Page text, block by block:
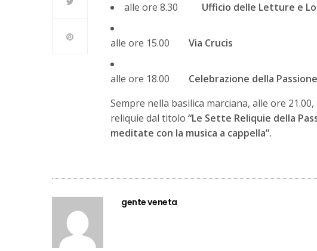
alle ore 8.30 Ufficio delle Letture e
alle ore 15.00Via Crucis
alle ore 18.00 Celebrazione della
Sempre nella basilica marciana, alle ore
reliquie dal titolo“Le Sette Reliquie della
meditate con la musica a cappella”.
gente veneta